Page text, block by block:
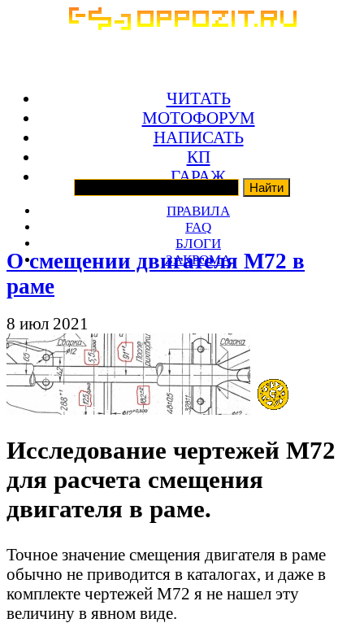
ЧИТАТЬ
МОТОФОРУМ
НАПИСАТЬ
КП
ГАРАЖ
ПРАВИЛА
FAQ
БЛОГИ
ЗАКРОМА
О смещении двигателя М72 в
раме
8 июл 2021
Исследование чертежей М72
для расчета смещения
двигателя в раме.
Точное значение смещения двигателя в раме
обычно не приводится в каталогах, и даже в
комплекте чертежей М72 я не нашел эту
величину в явном виде.